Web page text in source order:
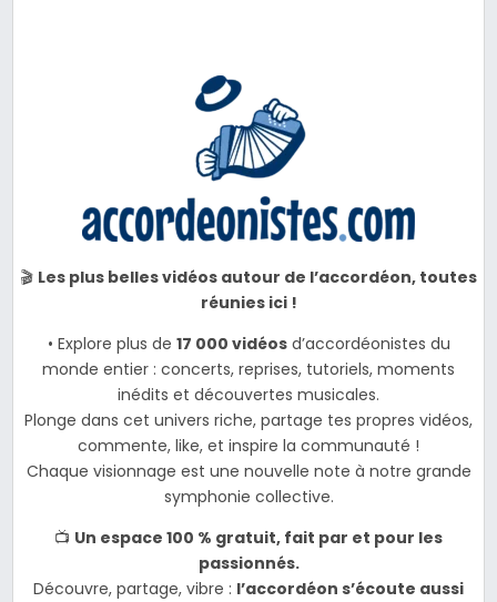
🎬 Les plus belles vidéos autour de l’accordéon, toutes
réunies ici !
• Explore plus de 17 000 vidéosd’accordéonistes du
monde entier : concerts, reprises, tutoriels, moments
inédits et découvertes musicales.
Plonge dans cet univers riche, partage tes propres vidéos,
commente, like, et inspire la communauté !
Chaque visionnage est une nouvelle note à notre grande
symphonie collective.
📺 Un espace 100 % gratuit, fait par et pour les
passionnés.
Découvre, partage, vibre : l’accordéon s’écoute aussi